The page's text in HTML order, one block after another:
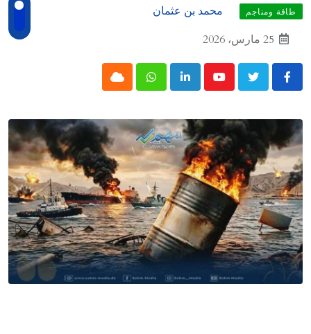
طاقة ومناجم
محمد بن عثمان
25 مارس، 2026
Youtube
LinkedIn
Whatsapp
Cloud